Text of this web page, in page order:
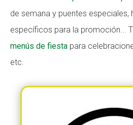
de semana y puentes especiales,
específicos para la promoción...
menús de fiesta para
etc.